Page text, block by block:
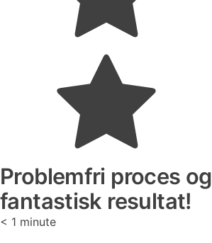
Problemfri proces og
fantastisk resultat!
< 1 minute